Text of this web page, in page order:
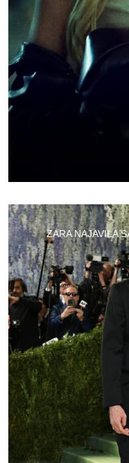
ZARA NAJAVILA